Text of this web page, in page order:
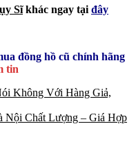
Sĩkhác ngay tại đây
đồng hồ cũ chính hãng
tin
Không Với Hàng Giả,
Nội Chất Lượng – Giá Hợp